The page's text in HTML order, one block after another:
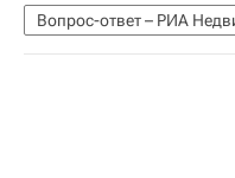
Вопрос-ответ – РИА
Налоги - Вопрос-ответ -